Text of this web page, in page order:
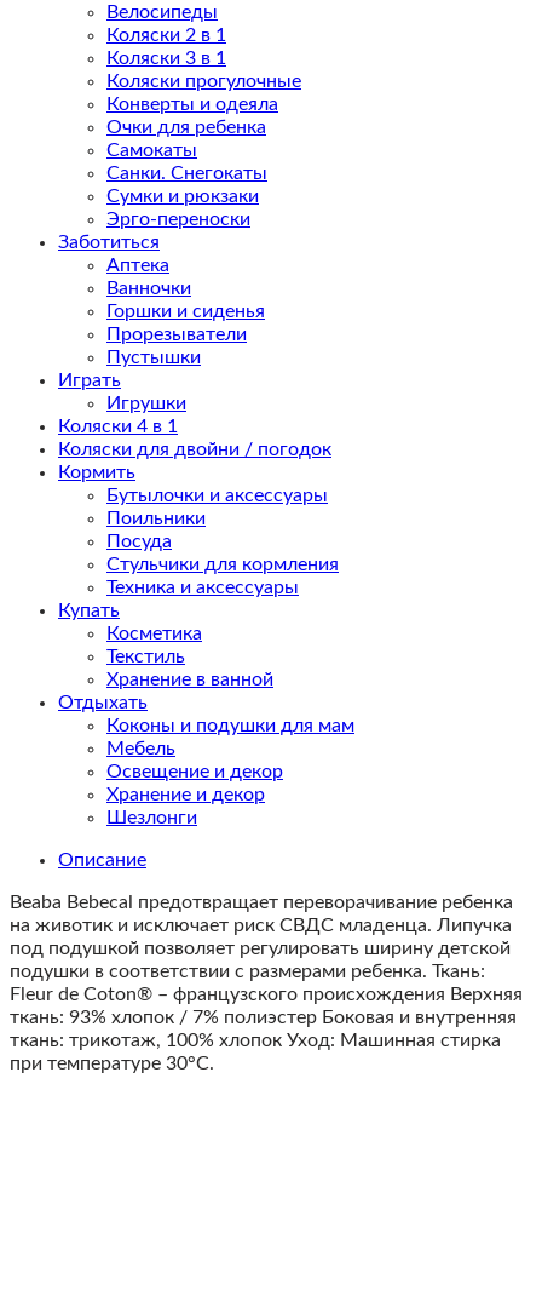
Велосипеды
Коляски 2 в 1
Коляски 3 в 1
Коляски прогулочные
Конверты и одеяла
Очки для ребенка
Самокаты
Санки. Снегокаты
Сумки и рюкзаки
Эрго-переноски
Заботиться
Аптека
Ванночки
Горшки и сиденья
Прорезыватели
Пустышки
Играть
Игрушки
Коляски 4 в 1
Коляски для двойни / погодок
Кормить
Бутылочки и аксессуары
Поильники
Посуда
Стульчики для кормления
Техника и аксессуары
Купать
Косметика
Текстиль
Хранение в ванной
Отдыхать
Коконы и подушки для мам
Мебель
Освещение и декор
Хранение и декор
Шезлонги
Описание
Beaba Bebecal предотвращает переворачивание ребенка
на животик и исключает риск СВДС младенца. Липучка
под подушкой позволяет регулировать ширину детской
подушки в соответствии с размерами ребенка. Ткань:
Fleur de Coton® – французского происхождения Верхняя
ткань: 93% хлопок / 7% полиэстер Боковая и внутренняя
ткань: трикотаж, 100% хлопок Уход: Машинная стирка
при температуре 30°C.